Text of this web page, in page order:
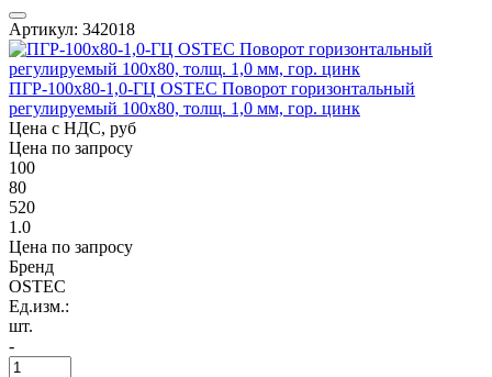
Артикул: 342018
ПГР-100х80-1,0-ГЦ OSTEC Поворот горизонтальный
регулируемый 100х80, толщ. 1,0 мм, гор. цинк
Цена с НДС, руб
Цена по запросу
100
80
520
1.0
Цена по запросу
Бренд
OSTEC
Ед.изм.:
шт.
-